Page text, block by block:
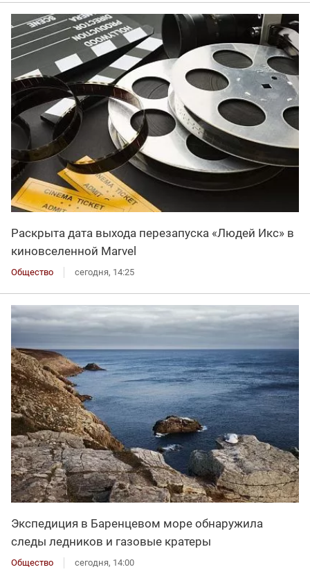
Раскрыта дата выхода перезапуска «Людей Икс» в
киновселенной Marvel
Общество сегодня, 14:25
Экспедиция в Баренцевом море обнаружила
следы ледников и газовые кратеры
Общество сегодня, 14:00